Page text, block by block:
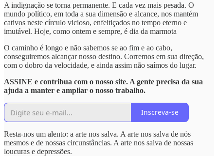
A indignação se torna permanente. E cada vez mais pesada. O
mundo político, em toda a sua dimensão e alcance, nos mantém
cativos neste círculo vicioso, enfeitiçados no tempo eterno e
imutável. Hoje, como ontem e sempre, é dia da marmota
O caminho é longo e não sabemos se ao fim e ao cabo,
conseguiremos alcançar nosso destino. Corremos em sua direção,
com o dobro da velocidade, e ainda assim não saímos do lugar.
ASSINE e contribua com o nosso site. A gente precisa da sua
ajuda a manter e ampliar o nosso trabalho.
Inscreva-se
Resta-nos um alento: a arte nos salva. A arte nos salva de nós
mesmos e de nossas circunstâncias. A arte nos salva de nossas
loucuras e depressões.